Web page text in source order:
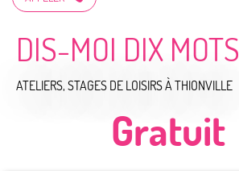
DIS-MOI DIX MOTS
ATELIERS, STAGES DE LOISIRSÀ THIONVILLE
Gratuit